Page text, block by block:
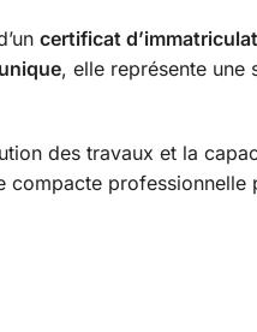
certificat
, elle représente une
des travaux et la